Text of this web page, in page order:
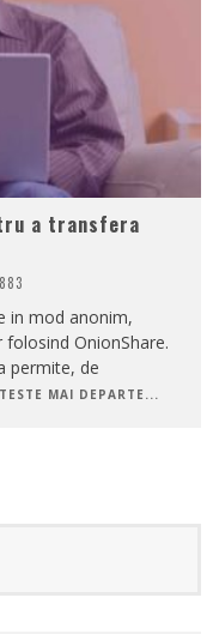
a transfera
in mod anonim,
OnionShare.
permite, de
MAI DEPARTE...